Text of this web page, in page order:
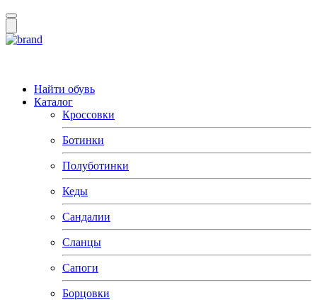
Найти обувь
Каталог
Кроссовки
Ботинки
Полуботинки
Кеды
Сандалии
Сланцы
Сапоги
Борцовки